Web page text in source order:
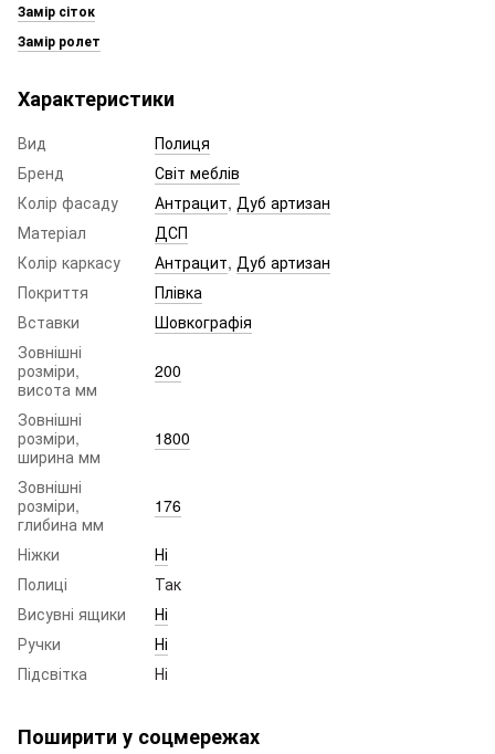
Замір сіток
Замір ролет
Характеристики
Вид
Полиця
Бренд
Світ меблів
Колір фасаду
Антрацит, Дуб артизан
Матеріал
ДСП
Колір каркасу
Антрацит, Дуб артизан
Покриття
Плівка
Вставки
Шовкографія
Зовнішні
розміри,
висота мм
200
Зовнішні
розміри,
ширина мм
1800
Зовнішні
розміри,
глибина мм
176
Ніжки
Ні
Полиці
Так
Висувні ящики
Ні
Ручки
Ні
Підсвітка
Ні
Поширити у соцмережах